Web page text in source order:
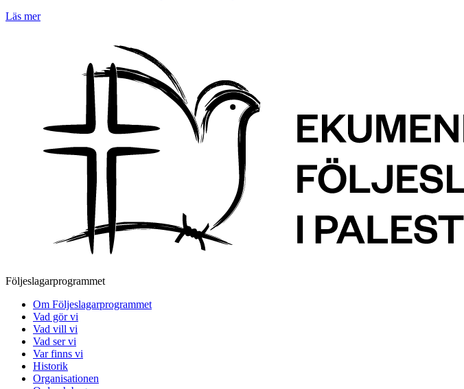
Läs mer
Följeslagarprogrammet
Om Följeslagarprogrammet
Vad gör vi
Vad vill vi
Vad ser vi
Var finns vi
Historik
Organisationen